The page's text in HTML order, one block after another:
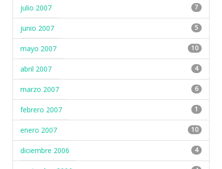
julio 2007 7
junio 2007 5
mayo 2007 10
abril 2007 4
marzo 2007 6
febrero 2007 1
enero 2007 10
diciembre 2006 4